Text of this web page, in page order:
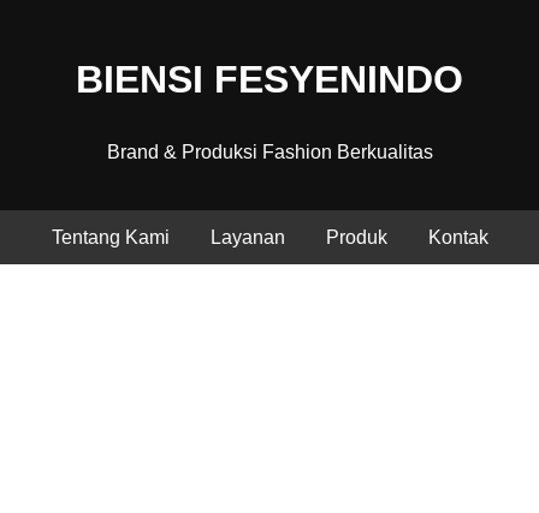
BIENSI FESYENINDO
Brand & Produksi Fashion Berkualitas
Tentang Kami Layanan Produk Kontak